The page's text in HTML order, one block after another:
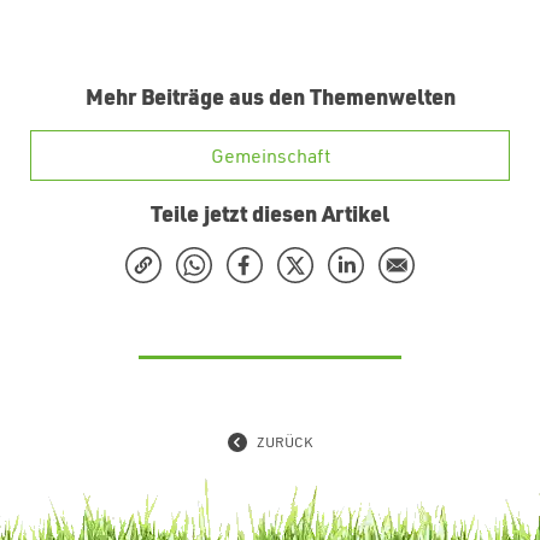
Mehr Beiträge aus den Themenwelten
Gemeinschaft
Teile jetzt diesen Artikel
ZURÜCK